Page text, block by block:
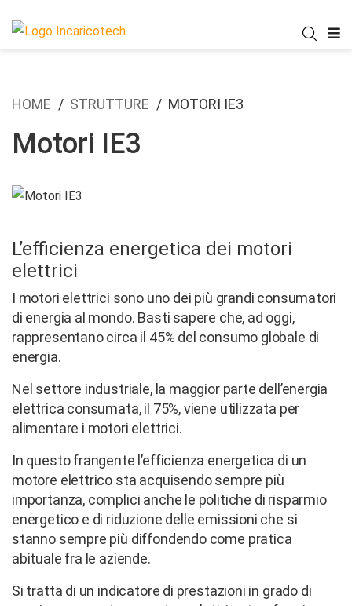
HOME STRUTTURE MOTORI IE3
Motori IE3
L’efficienza energetica dei motori
elettrici
I motori elettrici sono uno dei più grandi consumatori
di energia al mondo. Basti sapere che, ad oggi,
rappresentano circa il 45% del consumo globale di
energia.
Nel settore industriale, la maggior parte dell’energia
elettrica consumata, il 75%, viene utilizzata per
alimentare i motori elettrici.
In questo frangente l’efficienza energetica di un
motore elettrico sta acquisendo sempre più
importanza, complici anche le politiche di risparmio
energetico e di riduzione delle emissioni che si
stanno sempre più diffondendo come pratica
abituale fra le aziende.
Si tratta di un indicatore di prestazioni in grado di